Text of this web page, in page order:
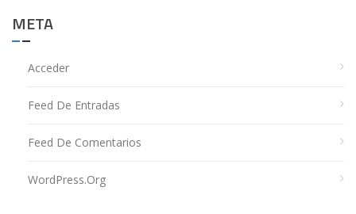
META
Acceder
Feed De Entradas
Feed De Comentarios
WordPress.org